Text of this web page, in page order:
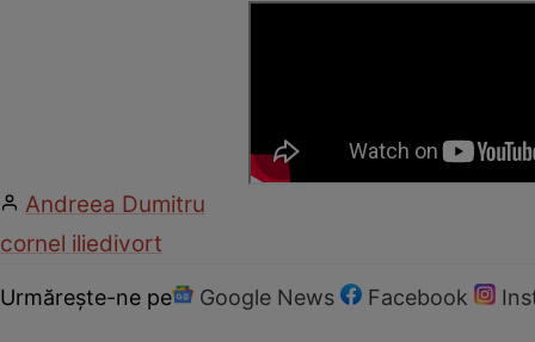
Andreea Dumitru
cornel iliedivort
Urmărește-ne pe Google News Facebook